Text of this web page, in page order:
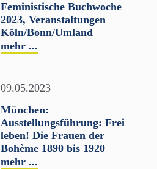
Feministische Buchwoche
2023, Veranstaltungen
Köln/Bonn/Umland
mehr ...
09.05.2023
München:
Ausstellungsführung: Frei
leben! Die Frauen der
Bohème 1890 bis 1920
mehr ...